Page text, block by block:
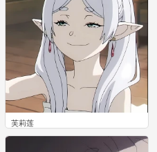
芙莉莲
0